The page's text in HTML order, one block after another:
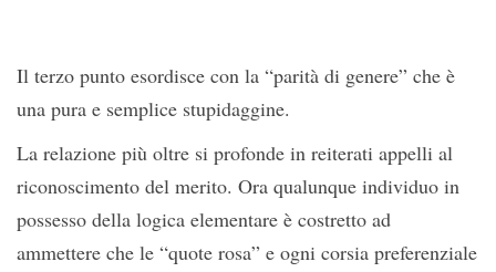
Il terzo punto esordisce con la “parità di genere” che è
una pura e semplice stupidaggine.
La relazione più oltre si profonde in reiterati appelli al
riconoscimento del merito. Ora qualunque individuo in
possesso della logica elementare è costretto ad
ammettere che le “quote rosa” e ogni corsia preferenziale